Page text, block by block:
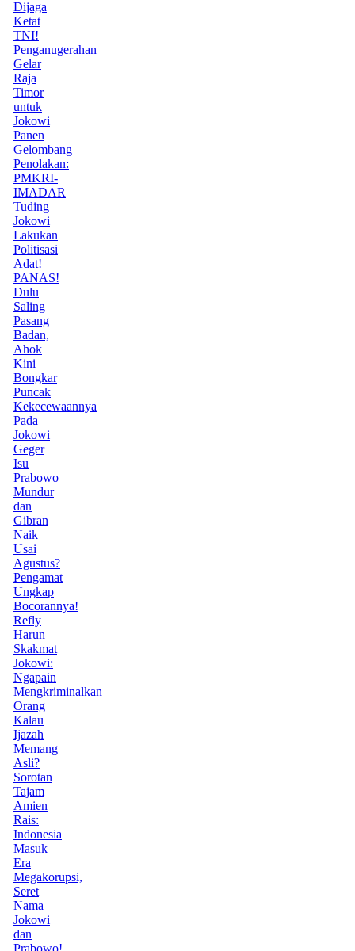
Dijaga
Ketat
TNI!
Penganugerahan
Gelar
Raja
Timor
untuk
Jokowi
Panen
Gelombang
Penolakan:
PMKRI-
IMADAR
Tuding
Jokowi
Lakukan
Politisasi
Adat!
PANAS!
Dulu
Saling
Pasang
Badan,
Ahok
Kini
Bongkar
Puncak
Kekecewaannya
Pada
Jokowi
Geger
Isu
Prabowo
Mundur
dan
Gibran
Naik
Usai
Agustus?
Pengamat
Ungkap
Bocorannya!
Refly
Harun
Skakmat
Jokowi:
Ngapain
Mengkriminalkan
Orang
Kalau
Ijazah
Memang
Asli?
Sorotan
Tajam
Amien
Rais:
Indonesia
Masuk
Era
Megakorupsi,
Seret
Nama
Jokowi
dan
Prabowo!